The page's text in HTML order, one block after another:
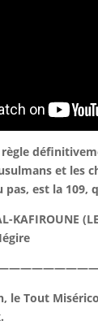
et les
pas, est la 109,
KAFIROUNE
le Tout